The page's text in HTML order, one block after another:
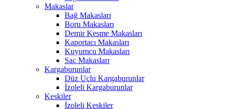
Makaslar
Bağ Makasları
Boru Makasları
Demir Kesme Makasları
Kaportacı Makasları
Kuyumcu Makasları
Sac Makasları
Kargaburunlar
Düz Uçlu Kargaburunlar
İzoleli Kargaburunlar
Keskiler
İzoleli Keskiler